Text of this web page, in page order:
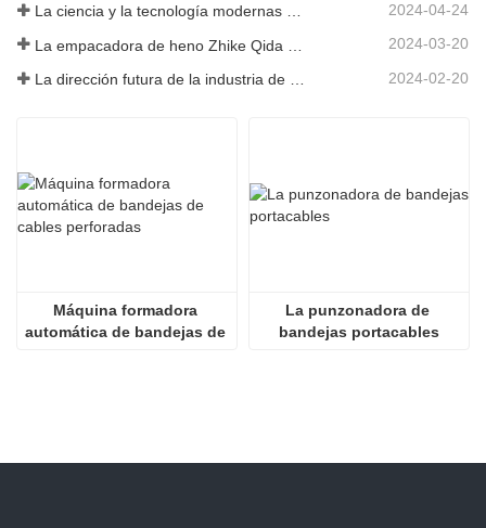
La ciencia y la tecnología modernas de China inyectan nueva vitalidad a la agricultura tradicional 2024-04-24
2024-03-20
2024-02-20
Máquina formadora
automática de bandejas de
La punzonadora de
bandejas portacables